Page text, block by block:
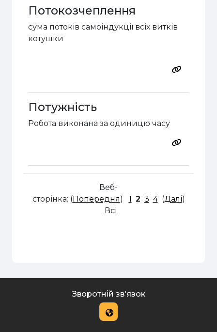
Потокозчеплення
сума потоків самоіндукції всіх витків
котушки
Потужність
Робота виконана за одиницю часу
Веб-
сторінка: (Попередня) 1 2 3 4(Далі)
Всі
Зворотній зв'язок